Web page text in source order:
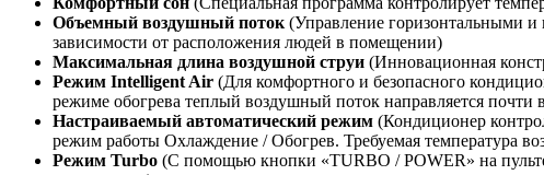
Объемный воздушный поток (Управление горизонтальными
зависимости от расположения людей в помещении)
Максимальная длина воздушной струи (Инновационная
Режим Intelligent Air (Для комфортного и безопасного
режиме обогрева теплый воздушный поток направляется почти
Настраиваемый автоматический режим (Кондиционер
режим работы Охлаждение / Обогрев. Требуемая температура
Режим Turbo (С помощью кнопки «TURBO / POWER» на